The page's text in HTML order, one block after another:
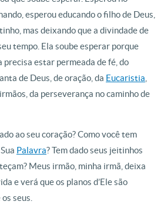
esperou educando o filho de Deus,
mas deixando que a divindade de
tempo. Ela soube esperar porque
precisa estar permeada de fé, do
de Deus, de oração, da Eucaristia
da perseverança no caminho de
ao seu coração? Como você tem
Palavra? Tem dado seus jeitinhos
Meus irmão, minha irmã, deixa
e verá que os planos d’Ele são
seus.